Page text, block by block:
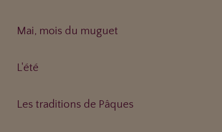
Mai, mois du muguet
L'été
Les traditions de Pâques